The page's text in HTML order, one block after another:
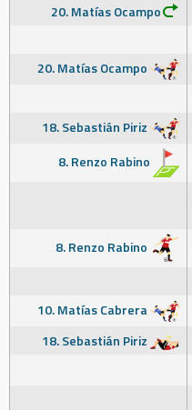
20. Matías Ocampo
20. Matías Ocampo
18. Sebastián Piriz
8. Renzo Rabino
8. Renzo Rabino
10. Matías Cabrera
18. Sebastián Piriz